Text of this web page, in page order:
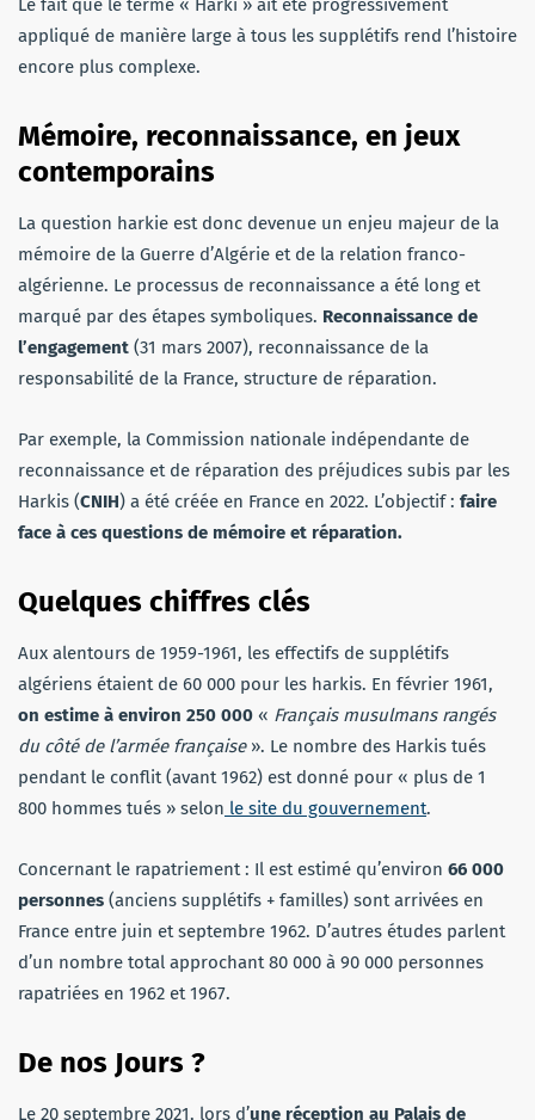
Le fait que le terme « Harki » ait été progressivement
appliqué de manière large à tous les supplétifs rend l’histoire
encore plus complexe.
Mémoire, reconnaissance, en jeux
contemporains
La question harkie est donc devenue un enjeu majeur de la
mémoire de la Guerre d’Algérie et de la relation franco-
algérienne. Le processus de reconnaissance a été long et
marqué par des étapes symboliques. Reconnaissance de
l’engagement (31 mars 2007), reconnaissance de la
responsabilité de la France, structure de réparation.
Par exemple, la Commission nationale indépendante de
reconnaissance et de réparation des préjudices subis par les
Harkis (CNIH) a été créée en France en 2022. L’objectif : faire
face à ces questions de mémoire et réparation.
Quelques chiffres clés
Aux alentours de 1959-1961, les effectifs de supplétifs
algériens étaient de 60 000 pour les harkis. En février 1961,
on estime à environ 250 000 « Français musulmans rangés
du côté de l’armée française». Le nombre des Harkis tués
pendant le conflit (avant 1962) est donné pour « plus de 1
800 hommes tués » selon le site du gouvernement.
Concernant le rapatriement : Il est estimé qu’environ 66 000
personnes (anciens supplétifs + familles) sont arrivées en
France entre juin et septembre 1962. D’autres études parlent
d’un nombre total approchant 80 000 à 90 000 personnes
rapatriées en 1962 et 1967.
De nos Jours ?
Le 20 septembre 2021, lors d’une réception au Palais de